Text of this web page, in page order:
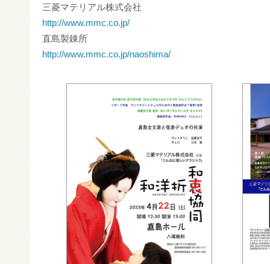
三菱マテリアル株式会社
http://www.mmc.co.jp/
直島製錬所
http://www.mmc.co.jp/naoshima/